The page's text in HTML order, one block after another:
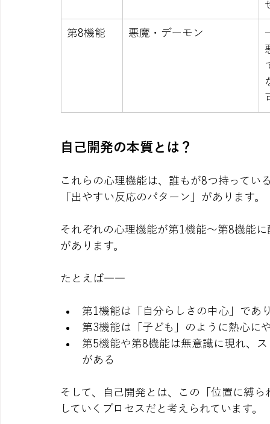
第8機能 悪魔・デーモン
自己開発の本質とは？
これらの心理機能は、誰もが8つ持ってい
「出やすい反応のパターン」があります。
それぞれの心理機能が第1機能〜第8機能
があります。
たとえば――
第1機能は「自分らしさの中心」であ
第3機能は「子ども」のように熱心に
第5機能や第8機能は無意識に現れ、
がある
そして、自己開発とは、この「位置に縛
していくプロセスだと考えられています。